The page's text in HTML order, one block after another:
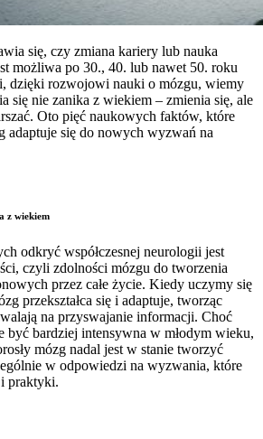
się, czy zmiana kariery lub nauka
możliwa po 30., 40. lub nawet 50. roku
dzięki rozwojowi nauki o mózgu, wiemy
się nie zanika z wiekiem – zmienia się, ale
Oto pięć naukowych faktów, które
adaptuje się do nowych wyzwań na
z wiekiem
odkryć współczesnej neurologii jest
czyli zdolności mózgu do tworzenia
przez całe życie. Kiedy uczymy się
przekształca się i adaptuje, tworząc
na przyswajanie informacji. Choć
być bardziej intensywna w młodym wieku,
mózg nadal jest w stanie tworzyć
w odpowiedzi na wyzwania, które
praktyki.